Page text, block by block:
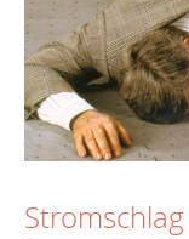
Stromschlag